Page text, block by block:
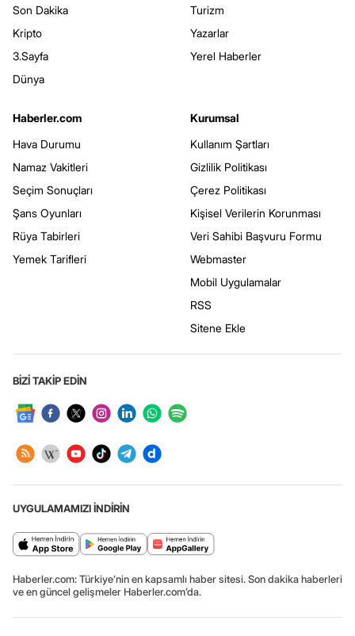
Son Dakika
Kripto
3.Sayfa
Dünya
Turizm
Yazarlar
Yerel Haberler
Haberler.com
Hava Durumu
Namaz Vakitleri
Seçim Sonuçları
Şans Oyunları
Rüya Tabirleri
Yemek Tarifleri
Kurumsal
Kullanım Şartları
Gizlilik Politikası
Çerez Politikası
Kişisel Verilerin Korunması
Veri Sahibi Başvuru Formu
Webmaster
Mobil Uygulamalar
RSS
Sitene Ekle
BİZİ TAKİP EDİN
UYGULAMAMIZI İNDİRİN
Haberler.com: Türkiye’nin en kapsamlı haber sitesi. Son dakika haberleri
ve en güncel gelişmeler Haberler.com’da.